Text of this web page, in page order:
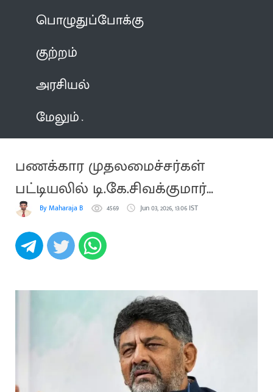
பொழுதுப்போக்கு
குற்றம்
அரசியல்
மேலும்
பணக்கார முதலமைச்சர்கள்
பட்டியலில் டி.கே.சிவக்குமார்
முதலிடம்
By Maharaja B 4569 Jun 03, 2026, 13:06 IST